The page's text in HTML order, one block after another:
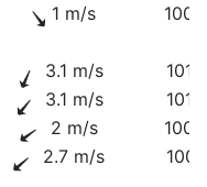
1 m/s
3.1 m/s
3.1 m/s
2 m/s
2.7 m/s